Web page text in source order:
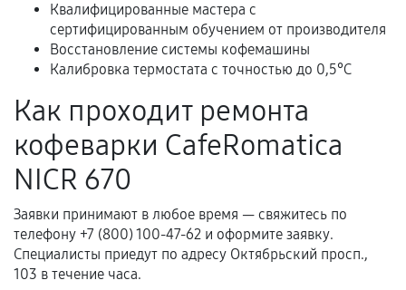
В некоторых случаях возможно оформление
расширенной гарантии. Стоимость, сроки и
условия продления согласовываются отдельно и
Когда гарантия не действует
механические повреждения, попадание влаги,
перегрев, коррозия.
Самостоятельный ремонт или вмешательство
Квалифицированные мастера с
сертифицированным обучением от производителя
Восстановление системы кофемашины
Калибровка термостата с точностью до 0,5°C
Как проходит ремонта
кофеварки CafeRomatica
NICR 670
Заявки принимают в любое время — свяжитесь по
телефону +7 (800) 100-47-62 и оформите заявку.
Специалисты приедут по адресу Октябрьский просп.,
103 в течение часа.